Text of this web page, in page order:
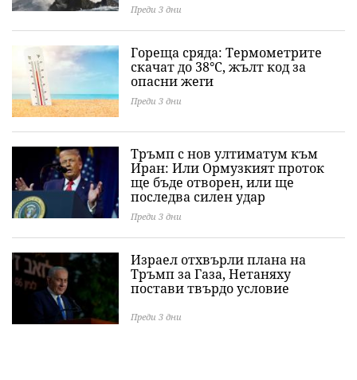
Преди 3 дни
Гореща сряда: Термометрите
скачат до 38°C, жълт код за
опасни жеги
Преди 3 дни
Тръмп с нов ултиматум към
Иран: Или Ормузкият проток
ще бъде отворен, или ще
последва силен удар
Преди 3 дни
Израел отхвърли плана на
Тръмп за Газа, Нетаняху
постави твърдо условие
Преди 3 дни